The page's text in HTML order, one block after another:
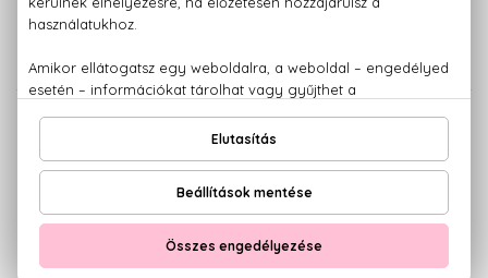
Deo spray
100 ml
14.930 Ft
Golyós dezodor
12.700 Ft